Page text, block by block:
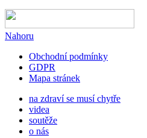
Nahoru
Obchodní podmínky
GDPR
Mapa stránek
na zdraví se musí chytře
videa
soutěže
o nás